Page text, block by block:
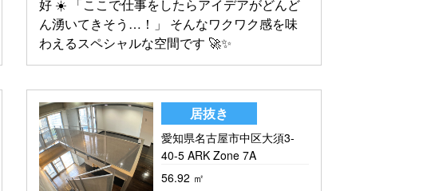
好 ☀️ 「ここで仕事をしたらアイデアがどんど
ん湧いてきそう…！」 そんなワクワク感を味
わえるスペシャルな空間です 🚀✨
居抜き
愛知県名古屋市中区大須3-
40-5 ARK Zone 7A
56.92 ㎡